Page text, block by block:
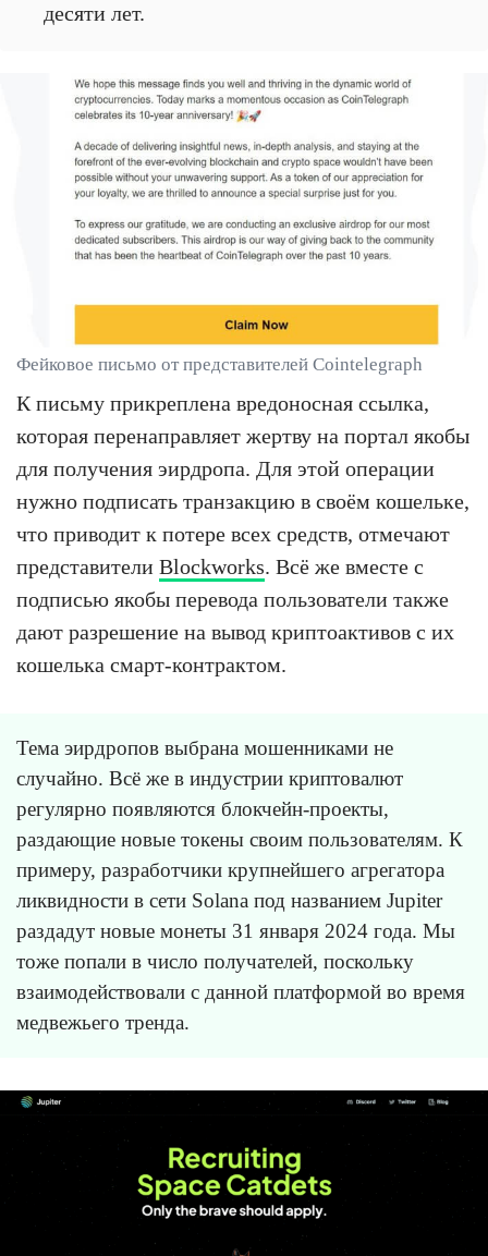
десяти лет.
Фейковое письмо от представителей Cointelegraph
К письму прикреплена вредоносная ссылка,
которая перенаправляет жертву на портал якобы
для получения эирдропа. Для этой операции
нужно подписать транзакцию в своём кошельке,
что приводит к потере всех средств, отмечают
представители Blockworks. Всё же вместе с
подписью якобы перевода пользователи также
дают разрешение на вывод криптоактивов с их
кошелька смарт-контрактом.
Тема эирдропов выбрана мошенниками не
случайно. Всё же в индустрии криптовалют
регулярно появляются блокчейн-проекты,
раздающие новые токены своим пользователям. К
примеру, разработчики крупнейшего агрегатора
ликвидности в сети Solana под названием Jupiter
раздадут новые монеты 31 января 2024 года. Мы
тоже попали в число получателей, поскольку
взаимодействовали с данной платформой во время
медвежьего тренда.